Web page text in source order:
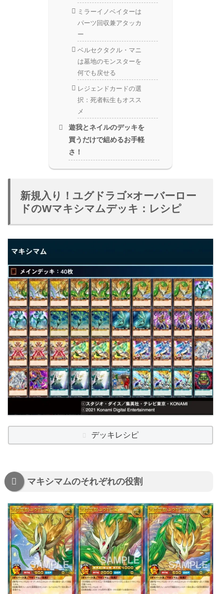
ミラーイノベイターは
パーツ回収兼アタッカ
ー
ベルセクタクル・マニ
は墓地のモンスターを
何でも戻せる
レジェンドカードの選
択：死者転生もオスス
メ
遊我とネイルのデッキを
買うだけで組めるお手軽
さ！
新規入り！ユグドラゴ×オーバーロー
ドのWマキシマムデッキ：レシピ
デッキレシピ
マキシマムのそれぞれの役割